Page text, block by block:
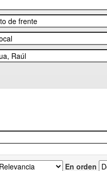
En orden